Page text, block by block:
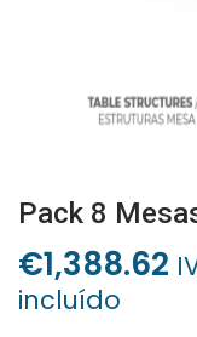
Pack 8
€1,388.62
incluído